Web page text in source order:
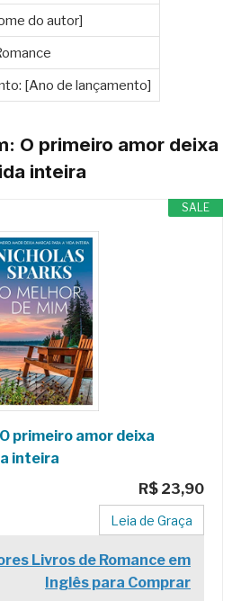
do autor]
[Ano de lançamento]
O primeiro amor deixa
inteira
SALE
primeiro amor deixa
inteira
R$ 23,90
Leia de Graça
Livros de Romance em
Inglês para Comprar